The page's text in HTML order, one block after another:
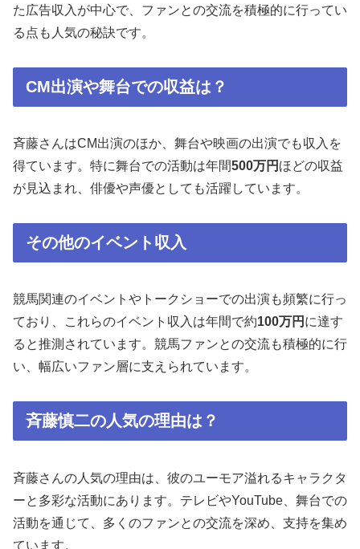
た広告収入が中心で、ファンとの交流を積極的に行ってい
る点も人気の秘訣です。
CM出演や舞台での収益は？
斉藤さんはCM出演のほか、舞台や映画の出演でも収入を
得ています。特に舞台での活動は年間500万円 ほどの収益
が見込まれ、俳優や声優としても活躍しています。
その他のイベント収入
競馬関連のイベントやトークショーでの出演も頻繁に行っ
ており、これらのイベント収入は年間で約100万円 に達す
ると推測されています。競馬ファンとの交流も積極的に行
い、幅広いファン層に支えられています。
斉藤慎二の人気の理由は？
斉藤さんの人気の理由は、彼のユーモア溢れるキャラクタ
ーと多彩な活動にあります。テレビやYouTube、舞台での
活動を通じて、多くのファンとの交流を深め、支持を集め
ています。